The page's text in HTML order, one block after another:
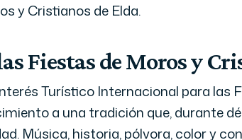
y Cristianos de Elda.
Fiestas de Moros y
Turístico Internacional para las
a una tradición que, durante
Música, historia, pólvora, color y